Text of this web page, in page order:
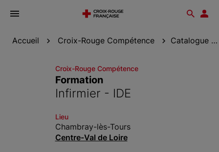
Ouvrir
Accueil Croix-Rouge Compétence Catalogue de formation
Croix-Rouge Compétence
Formation
Infirmier - IDE
Lieu
Chambray-lès-Tours
Centre-Val de Loire